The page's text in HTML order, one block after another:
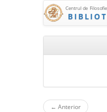
Centrul de
← Anterior